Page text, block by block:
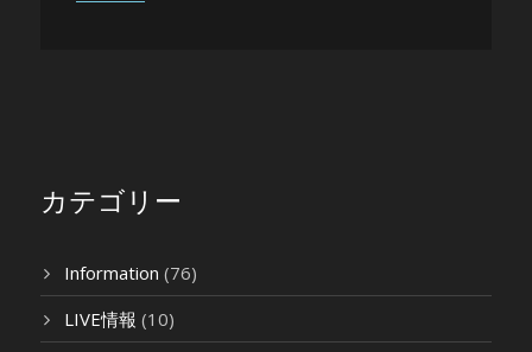
カテゴリー
Information (76)
LIVE情報 (10)